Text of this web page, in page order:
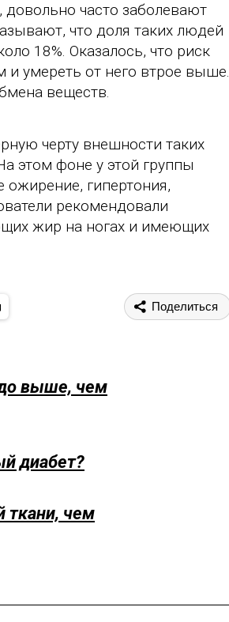
часто заболевают
что доля таких людей
18%. Оказалось, что риск
и умереть от него втрое выше.
веществ.
черту внешности таких
этом фоне у этой группы
гипертония,
рекомендовали
жир на ногах и имеющих
Поделиться
выше, чем
диабет?
ткани, чем